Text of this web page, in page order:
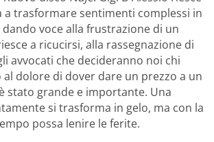
a trasformare sentimenti complessi in
voce alla frustrazione di un
a ricucirsi, alla rassegnazione di
avvocati che decideranno noi chi
al dolore di dover dare un prezzo a un
stato grande e importante. Una
si trasforma in gelo, ma con la
possa lenire le ferite.